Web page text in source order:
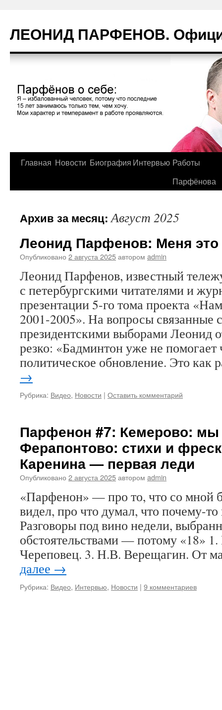
содержимому
ЛЕОНИД ПАРФЕНОВ.
Главная Новости Биография Интервью Работы
Парфёнова
Архив за месяц:Август 2025
Леонид Парфенов: Меня это
Опубликовано 2 августа 2025автором admin
Леонид Парфенов, известный
с петербургскими читателями и
презентации 5-го тома проекта
2001-2005». На вопросы связанные
президентскими выборами Леонид
резко: «Бадминтон уже не помогает
политическое обновление. Это как
→
Рубрика: Видео, Новости | Оставить комментарий
Парфенон #7: Кемерово: мы
Ферапонтово: стихи и
Каренина — первая леди
Опубликовано 2 августа 2025автором admin
«Парфенон» — про то, что со мной
видел, про что думал, что почему-
Разговоры под вино недели,
обстоятельствами — потому «18»
Череповец. 3. Н.В. Верещагин. От
далее →
Рубрика: Видео, Интервью, Новости | 9 комментариев